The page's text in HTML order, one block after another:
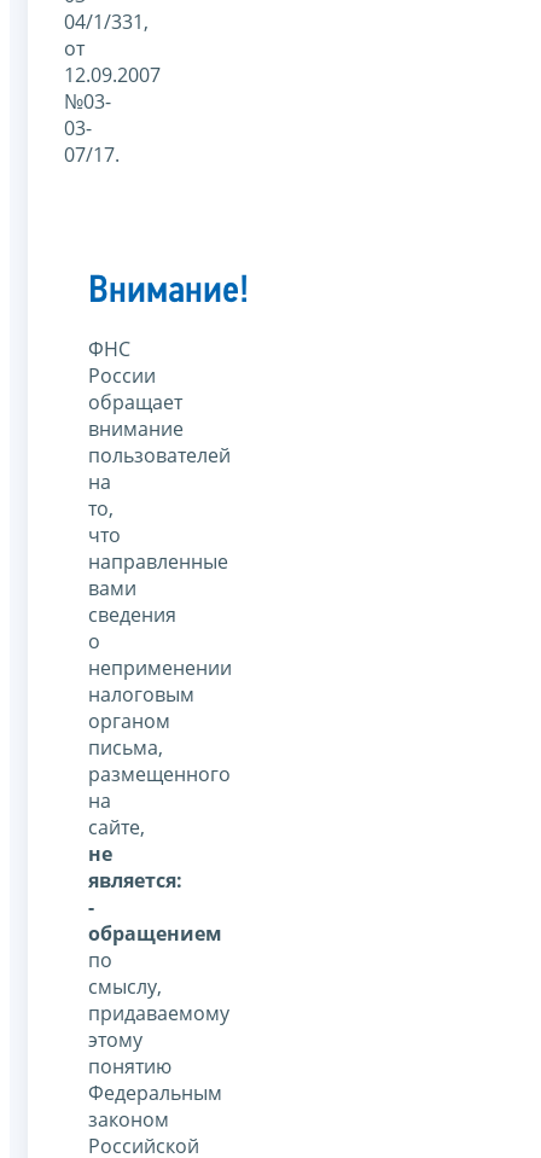
04/1/331,
от
12.09.2007
№03-
03-
07/17.
Внимание!
ФНС
России
обращает
внимание
пользователей
на
то,
что
направленные
вами
сведения
о
неприменении
налоговым
органом
письма,
размещенного
на
сайте,
не
является:
-
обращением
по
смыслу,
придаваемому
этому
понятию
Федеральным
законом
Российской